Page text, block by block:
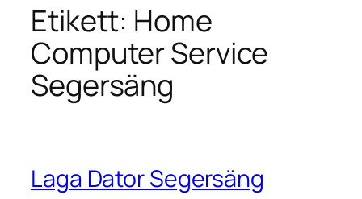
Etikett: Home
Computer Service
Segersäng
Laga Dator Segersäng